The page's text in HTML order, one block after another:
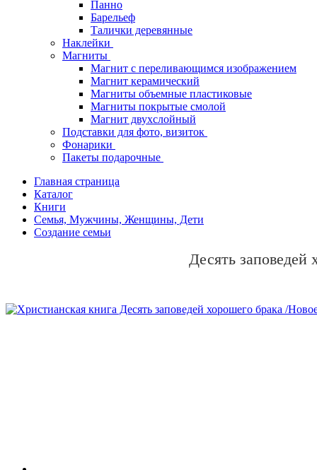
Панно
Барельеф
Талички деревянные
Наклейки
Магниты
Магнит с переливающимся изображением
Магнит керамический
Магниты объемные пластиковые
Магниты покрытые смолой
Магнит двухслойный
Подставки для фото, визиток
Фонарики
Пакеты подарочные
Главная страница
Каталог
Книги
Семья, Мужчины, Женщины, Дети
Создание семьи
Десять заповедей